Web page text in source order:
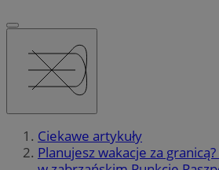
Ciekawe artykuły
Planujesz wakacje za